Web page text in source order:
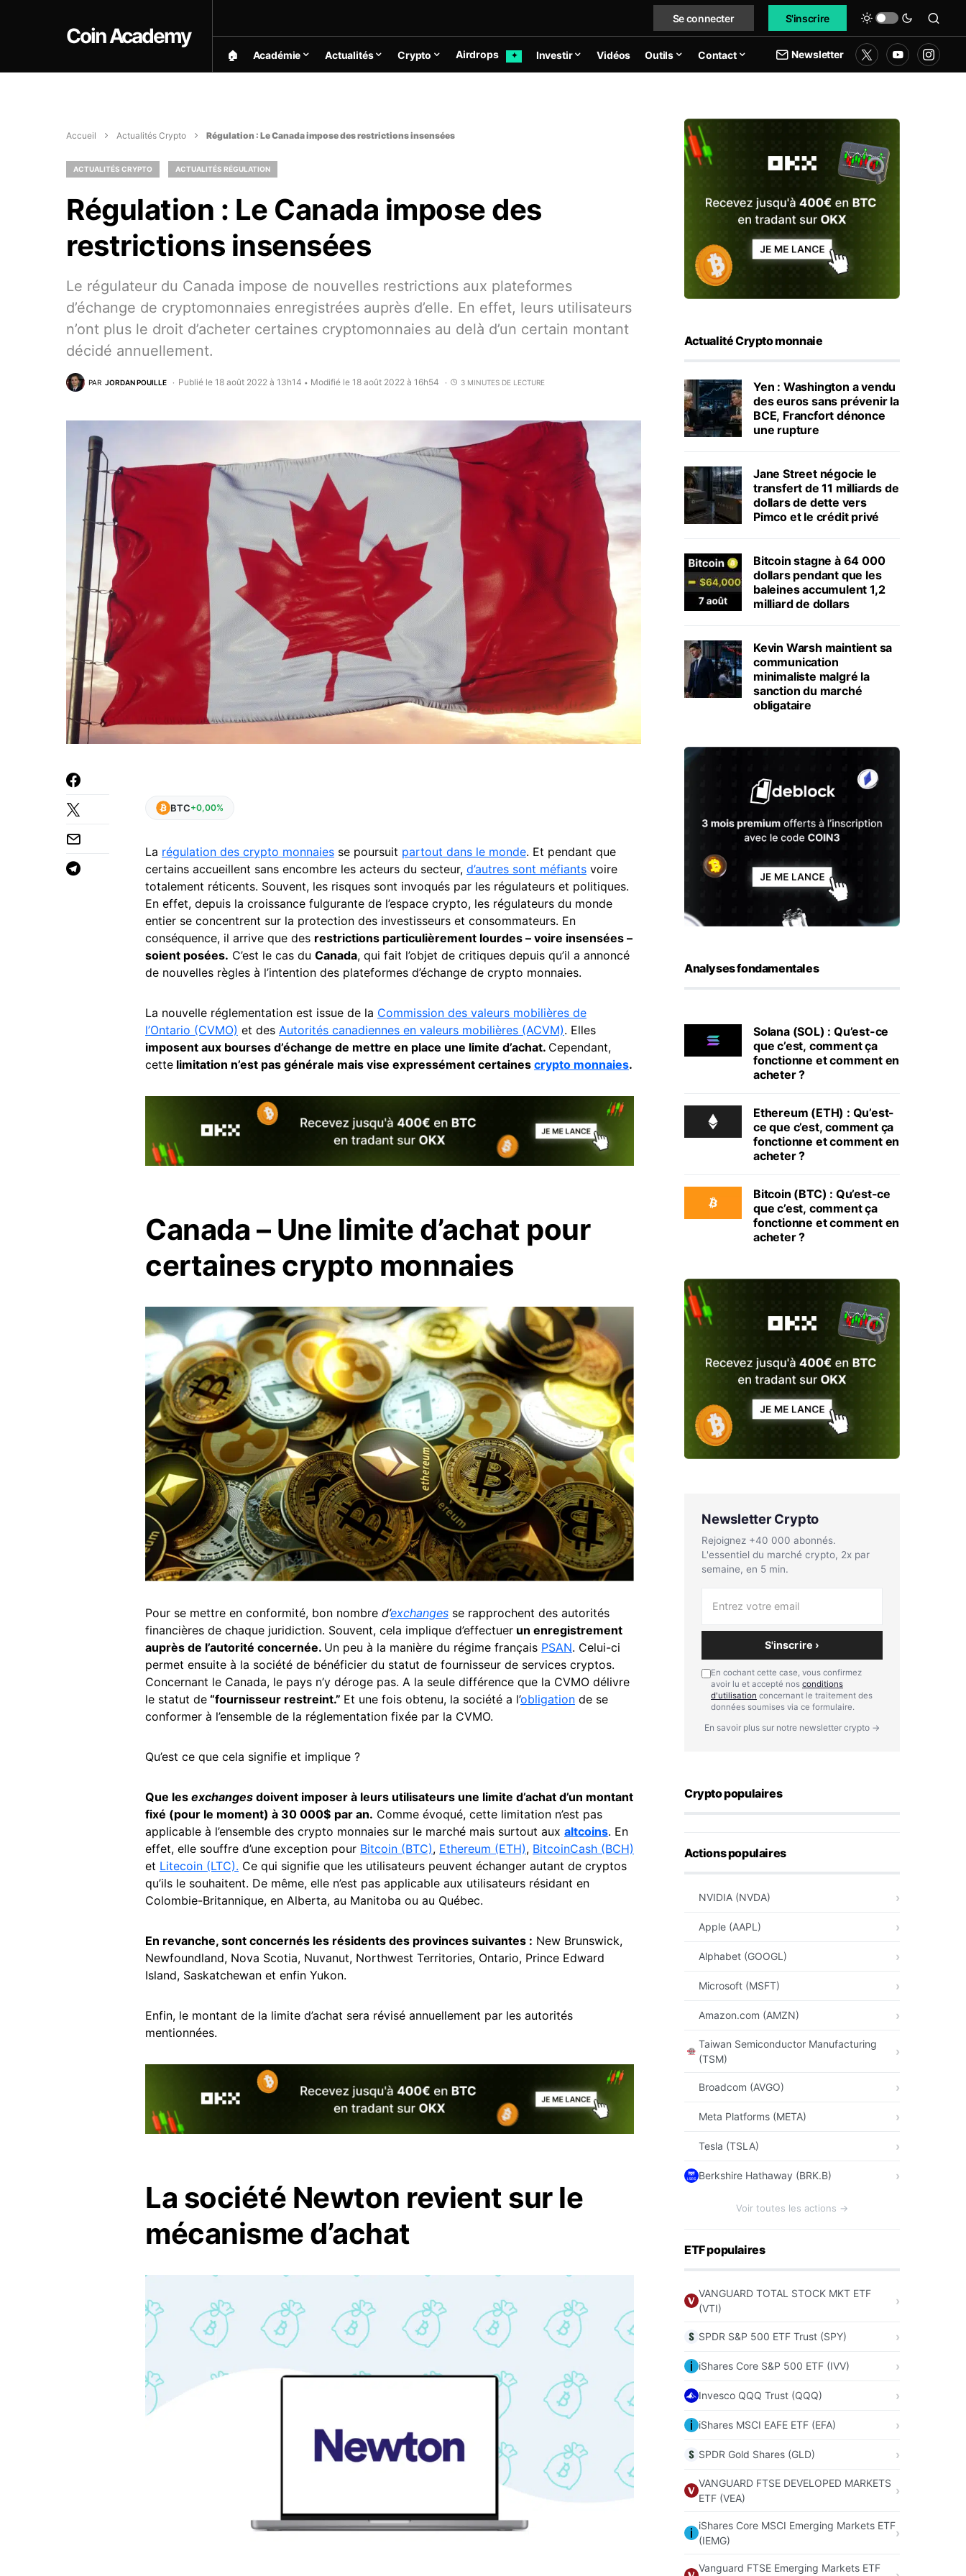
Coin Academy
Se connecter S'inscrire
🏠︎ Académie Actualités Crypto Airdrops ✦ Investir Vidéos Outils Contact Newsletter
Accueil Actualités Crypto Régulation : Le Canada impose des restrictions insensées
ACTUALITÉS CRYPTO ACTUALITÉS RÉGULATION
Régulation : Le Canada impose des
restrictions insensées
Le régulateur du Canada impose de nouvelles restrictions aux plateformes
d’échange de cryptomonnaies enregistrées auprès d’elle. En effet, leurs utilisateurs
n’ont plus le droit d’acheter certaines cryptomonnaies au delà d’un certain montant
décidé annuellement.
PAR JORDAN POUILLE Publié le 18 août 2022 à 13h14 • Modifié le 18 août 2022 à 16h54 3 MINUTES DE LECTURE
BTC+0,00%
La régulation des crypto monnaies se poursuit partout dans le monde. Et pendant que
certains accueillent sans encombre les acteurs du secteur, d’autres sont méfiants voire
totalement réticents. Souvent, les risques sont invoqués par les régulateurs et politiques.
En effet, depuis la croissance fulgurante de l’espace crypto, les régulateurs du monde
entier se concentrent sur la protection des investisseurs et consommateurs. En
conséquence, il arrive que des restrictions particulièrement lourdes – voire insensées –
soient posées. C’est le cas du Canada, qui fait l’objet de critiques depuis qu’il a annoncé
de nouvelles règles à l’intention des plateformes d’échange de crypto monnaies.
La nouvelle réglementation est issue de la Commission des valeurs mobilières de
l’Ontario (CVMO) et des Autorités canadiennes en valeurs mobilières (ACVM). Elles
imposent aux bourses d’échange de mettre en place une limite d’achat. Cependant,
cette limitation n’est pas générale mais vise expressément certaines crypto monnaies.
Canada – Une limite d’achat pour
certaines crypto monnaies
Pour se mettre en conformité, bon nombre d’exchanges se rapprochent des autorités
financières de chaque juridiction. Souvent, cela implique d’effectuer un enregistrement
auprès de l’autorité concernée. Un peu à la manière du régime français PSAN. Celui-ci
permet ensuite à la société de bénéficier du statut de fournisseur de services cryptos.
Concernant le Canada, le pays n’y déroge pas. A la seule différence que la CVMO délivre
le statut de “fournisseur restreint.” Et une fois obtenu, la société a l’obligation de se
conformer à l’ensemble de la réglementation fixée par la CVMO.
Qu’est ce que cela signifie et implique ?
Que les exchanges doivent imposer à leurs utilisateurs une limite d’achat d’un montant
fixé (pour le moment) à 30 000$ par an. Comme évoqué, cette limitation n’est pas
applicable à l’ensemble des crypto monnaies sur le marché mais surtout aux altcoins. En
effet, elle souffre d’une exception pour Bitcoin (BTC), Ethereum (ETH), BitcoinCash (BCH)
et Litecoin (LTC). Ce qui signifie que les utilisateurs peuvent échanger autant de cryptos
qu’ils le souhaitent. De même, elle n’est pas applicable aux utilisateurs résidant en
Colombie-Britannique, en Alberta, au Manitoba ou au Québec.
En revanche, sont concernés les résidents des provinces suivantes : New Brunswick,
Newfoundland, Nova Scotia, Nuvanut, Northwest Territories, Ontario, Prince Edward
Island, Saskatchewan et enfin Yukon.
Enfin, le montant de la limite d’achat sera révisé annuellement par les autorités
mentionnées.
La société Newton revient sur le
mécanisme d’achat
Actualité Crypto monnaie
Yen : Washington a vendu
des euros sans prévenir la
BCE, Francfort dénonce
une rupture
Jane Street négocie le
transfert de 11 milliards de
dollars de dette vers
Pimco et le crédit privé
Bitcoin stagne à 64 000
dollars pendant que les
baleines accumulent 1,2
milliard de dollars
Kevin Warsh maintient sa
communication
minimaliste malgré la
sanction du marché
obligataire
Analyses fondamentales
Solana (SOL) : Qu’est-ce
que c’est, comment ça
fonctionne et comment en
acheter ?
Ethereum (ETH) : Qu’est-
ce que c’est, comment ça
fonctionne et comment en
acheter ?
Bitcoin (BTC) : Qu’est-ce
que c’est, comment ça
fonctionne et comment en
acheter ?
Newsletter Crypto
Rejoignez +40 000 abonnés.
L'essentiel du marché crypto, 2x par
semaine, en 5 min.
S'inscrire ›
En cochant cette case, vous confirmez
avoir lu et accepté nos conditions
d'utilisation concernant le traitement des
données soumises via ce formulaire.
En savoir plus sur notre newsletter crypto →
Crypto populaires
Actions populaires
NVIDIA (NVDA)
Apple (AAPL)
Alphabet (GOOGL)
Microsoft (MSFT)
Amazon.com (AMZN)
Taiwan Semiconductor Manufacturing
(TSM)
Broadcom (AVGO)
Meta Platforms (META)
Tesla (TSLA)
Berkshire Hathaway (BRK.B)
Voir toutes les actions →
ETF populaires
VANGUARD TOTAL STOCK MKT ETF
(VTI)
SPDR S&P 500 ETF Trust (SPY)
iShares Core S&P 500 ETF (IVV)
Invesco QQQ Trust (QQQ)
iShares MSCI EAFE ETF (EFA)
SPDR Gold Shares (GLD)
VANGUARD FTSE DEVELOPED MARKETS
ETF (VEA)
iShares Core MSCI Emerging Markets ETF
(IEMG)
Vanguard FTSE Emerging Markets ETF